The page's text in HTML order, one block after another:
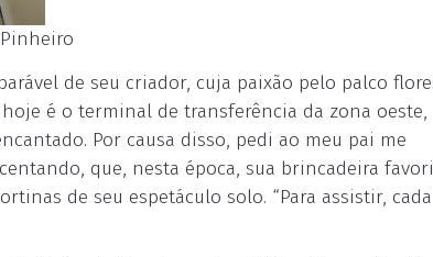
de seu criador, cuja paixão pelo palco
é o terminal de transferência da zona oeste,
Por causa disso, pedi ao meu pai me
que, nesta época, sua brincadeira
de seu espetáculo solo. “Para assistir, cada